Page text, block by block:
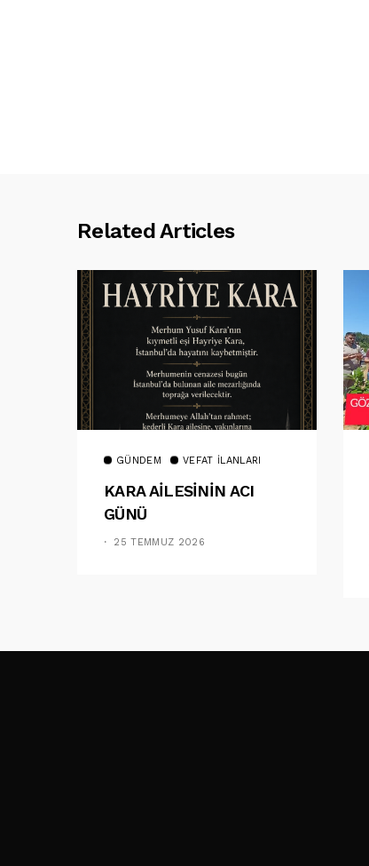
Related Articles
GÜNDEM VEFAT İLANLARI
KARA AİLESİNİN ACI
GÜNÜ
25 TEMMUZ 2026